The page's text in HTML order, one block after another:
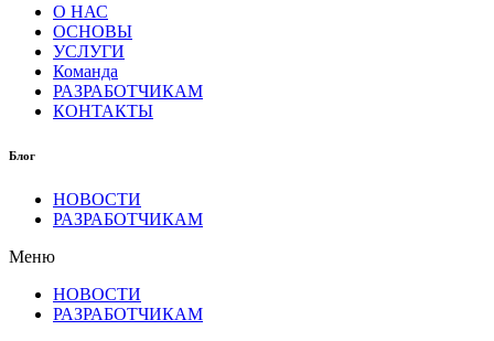
О НАС
ОСНОВЫ
УСЛУГИ
Команда
РАЗРАБОТЧИКАМ
КОНТАКТЫ
Блог
НОВОСТИ
РАЗРАБОТЧИКАМ
Меню
НОВОСТИ
РАЗРАБОТЧИКАМ